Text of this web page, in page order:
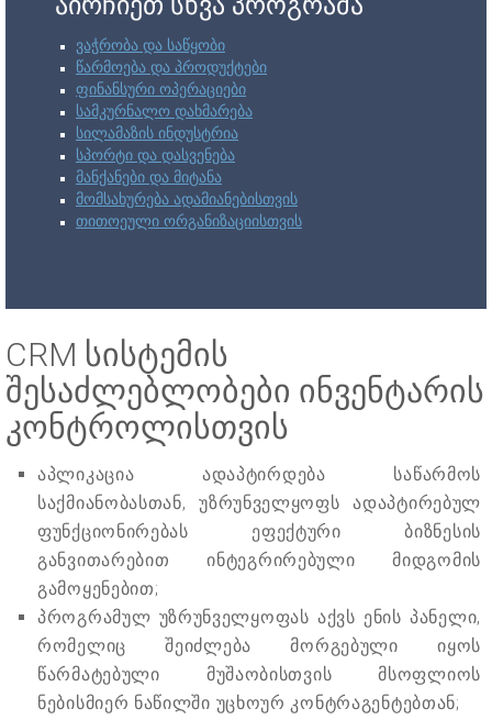
ვაჭრობა და საწყობი
წარმოება და პროდუქტები
ფინანსური ოპერაციები
სამკურნალო დახმარება
სილამაზის ინდუსტრია
სპორტი და დასვენება
მანქანები და მიტანა
მომსახურება ადამიანებისთვის
თითოეული ორგანიზაციისთვის
CRM სისტემის
შესაძლებლობები ინვენტარის
კონტროლისთვის
აპლიკაცია ადაპტირდება საწარმოს
საქმიანობასთან, უზრუნველყოფს ადაპტირებულ
ფუნქციონირებას ეფექტური ბიზნესის
განვითარებით ინტეგრირებული მიდგომის
გამოყენებით;
პროგრამულ უზრუნველყოფას აქვს ენის პანელი,
რომელიც შეიძლება მორგებული იყოს
წარმატებული მუშაობისთვის მსოფლიოს
ნებისმიერ ნაწილში უცხოურ კონტრაგენტებთან;